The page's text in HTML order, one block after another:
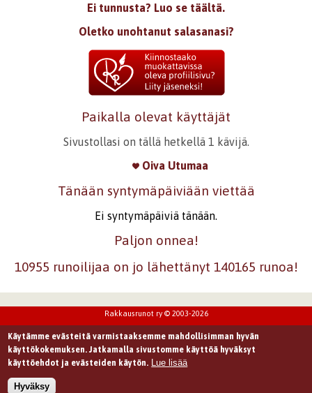
Ei tunnusta? Luo se täältä.
Oletko unohtanut salasanasi?
Paikalla olevat käyttäjät
Sivustollasi on tällä hetkellä 1 kävijä.
Oiva Utumaa
Tänään syntymäpäiviään viettää
Ei syntymäpäiviä tänään.
Paljon onnea!
10955 runoilijaa on jo lähettänyt 140165 runoa!
Rakkausrunot ry © 2003-2026
Käytämme evästeitä varmistaaksemme mahdollisimman hyvän
käyttökokemuksen. Jatkamalla sivustomme käyttöä hyväksyt
käyttöehdot ja evästeiden käytön. Lue lisää
Hyväksy